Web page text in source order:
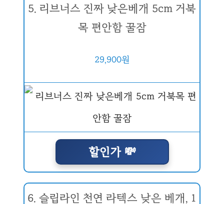
5. 리브너스 진짜 낮은베개 5cm 거북
목 편안함 꿀잠
29,900원
할인가 💸
6. 슬립라인 천연 라텍스 낮은 베개, 1